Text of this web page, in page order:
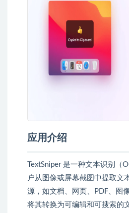
应用介绍
TextSniper 是一种文本识别（
户从图像或屏幕截图中提取文
源，如文档、网页、PDF、图
将其转换为可编辑和可搜索的